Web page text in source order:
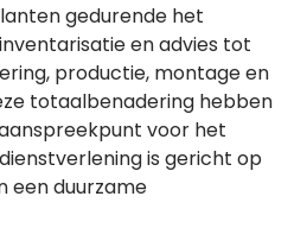
gedurende het
en advies tot
productie, montage en
totaalbenadering hebben
voor het
is gericht op
een duurzame